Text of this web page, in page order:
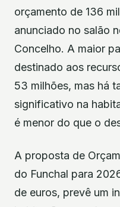
orçamento de 136
anunciado no salão
Concelho. A maior
destinado aos
53 milhões, mas há
significativo na
é menor do que o
A proposta de
do Funchal para
de euros, prevê um